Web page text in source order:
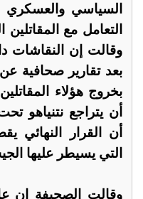
السياسي والعسكري
وقالت إن النقاشات
بعد تقارير صحافية
بخروج هؤلاء
أن يتراجع نتنياهو
أن القرار النهائي
التي يسيطر عليها
وقالت الصحيفة إن